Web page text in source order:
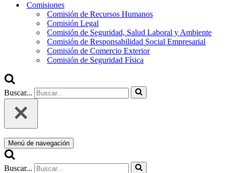
Comisiones
Comisión de Recursos Humanos
Comisión Legal
Comisión de Seguridad, Salud Laboral y Ambiente
Comisión de Responsabilidad Social Empresarial
Comisión de Comercio Exterior
Comisión de Seguridad Física
Buscar...
Menú de navegación
Buscar...